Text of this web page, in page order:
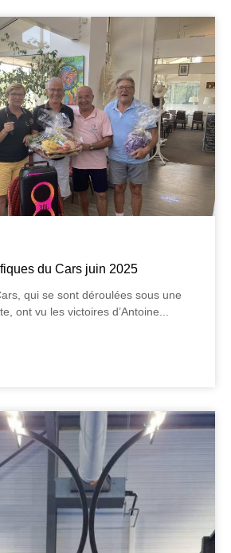
du Cars juin 2025
qui se sont déroulées sous une
ont vu les victoires d’Antoine...